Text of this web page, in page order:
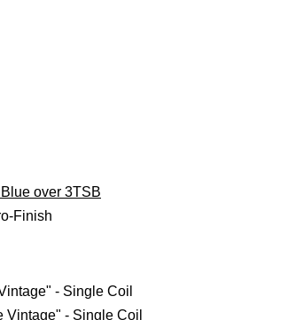
over 3TSB
Finish
- Single Coil
Vintage" - Single Coil